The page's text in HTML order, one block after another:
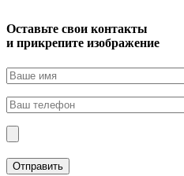
Оставьте свои контакты
и прикрепите изображение